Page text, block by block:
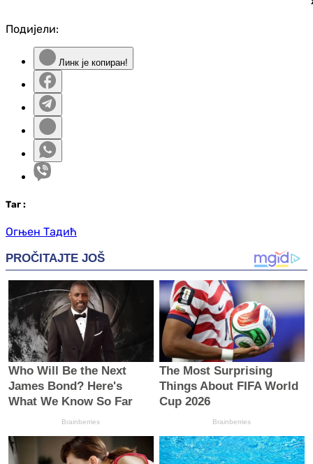
Подијели:
Линк је копиран!
Таг :
Огњен Тадић